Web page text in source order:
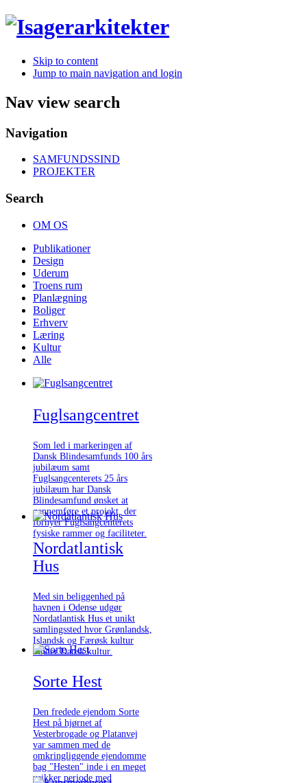
Skip to content
Jump to main navigation and login
Nav view search
Navigation
SAMFUNDSSIND
PROJEKTER
Search
OM OS
Publikationer
Design
Uderum
Troens rum
Planlægning
Boliger
Erhverv
Læring
Kultur
Alle
Fuglsangcentret
Som led i markeringen af
Dansk Blindesamfunds 100 års
jubilæum samt
Fuglsangcenterets 25 års
jubilæum har Dansk
Blindesamfund ønsket at
gennemføre et projekt, der
fornyer Fuglsangcenterets
fysiske rammer og faciliteter.
Nordatlantisk
Hus
Med sin beliggenhed på
havnen i Odense udgør
Nordatlantisk Hus et unikt
samlingssted hvor Grønlandsk,
Islandsk og Færøsk kultur
møder Dansk kultur.
Sorte Hest
Den fredede ejendom Sorte
Hest på hjørnet af
Vesterbrogade og Platanvej
var sammen med de
omkringliggende ejendomme
bag "Hesten" inde i en meget
usikker periode med